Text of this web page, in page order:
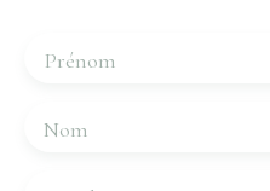
Prénom
Nom